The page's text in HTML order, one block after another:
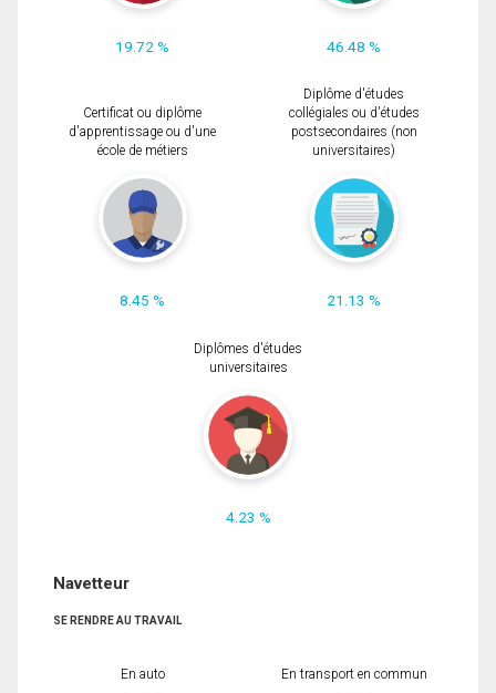
19.72 % 46.48 %
Certificat ou diplôme
d'apprentissage ou d'une
école de métiers
8.45 %
Diplôme d'études
collégiales ou d'études
postsecondaires (non
universitaires)
21.13 %
Diplômes d'études
universitaires
4.23 %
Navetteur
SE RENDRE AU TRAVAIL
En auto En transport en commun